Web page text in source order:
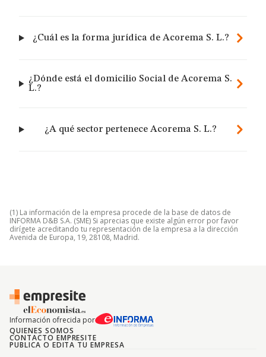
¿Cuál es la forma jurídica de Acorema S. L.?
¿Dónde está el domicilio Social de Acorema S.
L.?
¿A qué sector pertenece Acorema S. L.?
(1) La información de la empresa procede de la base de datos de
INFORMA D&B S.A. (SME) Si aprecias que existe algún error por favor
dirígete acreditando tu representación de la empresa a la dirección
Avenida de Europa, 19, 28108, Madrid.
Información ofrecida por
QUIENES SOMOS
CONTACTO EMPRESITE
PUBLICA O EDITA TU EMPRESA